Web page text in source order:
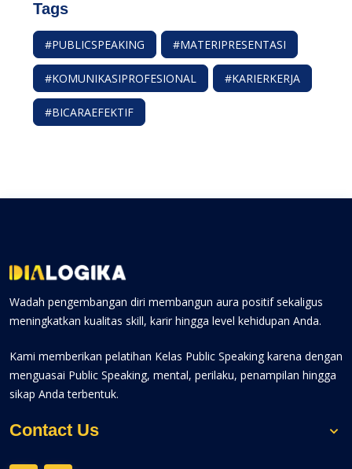
Tags
#PUBLICSPEAKING #MATERIPRESENTASI
#KOMUNIKASIPROFESIONAL #KARIERKERJA
#BICARAEFEKTIF
Wadah pengembangan diri membangun aura positif sekaligus
meningkatkan kualitas skill, karir hingga level kehidupan Anda.
Kami memberikan pelatihan Kelas Public Speaking karena dengan
menguasai Public Speaking, mental, perilaku, penampilan hingga
sikap Anda terbentuk.
Contact Us